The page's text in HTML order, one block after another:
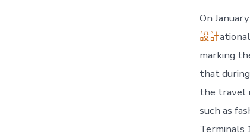
On
設計
marking
that
the travel
such as
Terminals